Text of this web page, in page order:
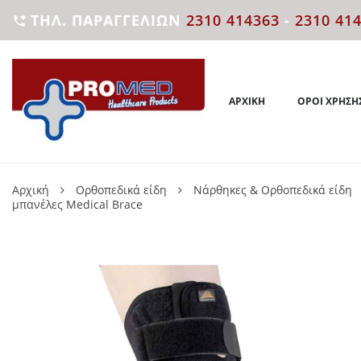
 ΤΗΛ. ΠΑΡΑΓΓΕΛΙΏΝ 2310 414363 - 2310
ΑΡΧΙΚΉ ΌΡΟΙ
Αρχική Ορθοπεδικά είδη
Νάρθηκες & Ορθοπεδικά είδη
μπανέλες Medical Brace